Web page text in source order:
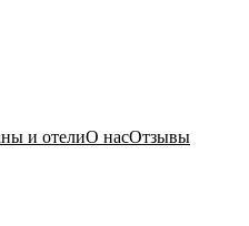
и отелиО насОтзывы